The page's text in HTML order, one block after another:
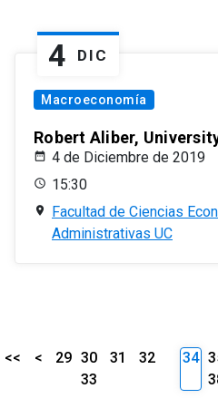
4 DIC
Macroeconomía
Robert Aliber,
4 de Diciembre de 2019
15:30
Facultad de Ciencias
Administrativas UC
<< < 29 30 31
32
33
34